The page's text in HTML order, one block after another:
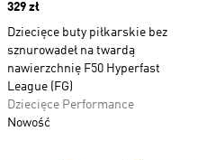
Price
329 zł
Dziecięce buty piłkarskie bez
sznurowadeł na twardą
nawierzchnię F50 Hyperfast
League (FG)
Dziecięce Performance
Nowość